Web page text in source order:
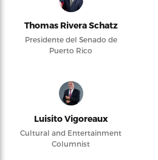
Thomas Rivera Schatz
Presidente del Senado de
Puerto Rico
Luisito Vigoreaux
Cultural and Entertainment
Columnist